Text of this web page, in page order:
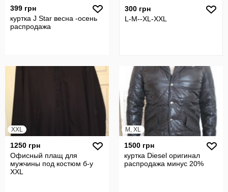
399 грн
куртка J Star весна -осень
распродажа
300 грн
L-M--XL-XXL
XXL
1250 грн
Офисный плащ для
мужчины под костюм б-у
XXL
M, XL
1500 грн
куртка Diesel оригинал
распродажа минус 20%